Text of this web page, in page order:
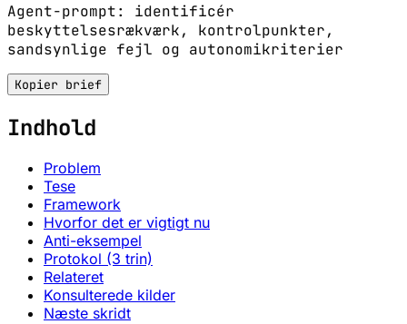
Agent-prompt: identificér
beskyttelsesrækværk, kontrolpunkter,
sandsynlige fejl og autonomikriterier
Kopier brief
Indhold
Problem
Tese
Framework
Hvorfor det er vigtigt nu
Anti-eksempel
Protokol (3 trin)
Relateret
Konsulterede kilder
Næste skridt